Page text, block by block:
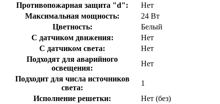
Противопожарная защита "d":
Нет
Максимальная мощность:
24 Вт
Цветность:
Белый
С датчиком движения:
Нет
С датчиком света:
Нет
Подходят для аварийного
освещения:
Нет
Подходит для числа источников
света:
1
Исполнение решетки:
Нет (без)